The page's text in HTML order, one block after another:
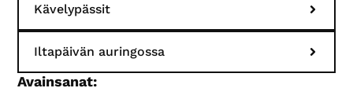
Kävelypässit
Iltapäivän auringossa
Avainsanat: